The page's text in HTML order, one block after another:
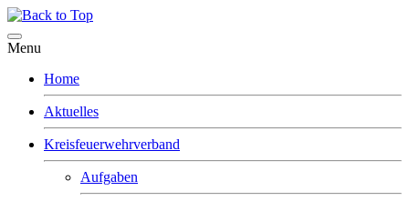
Menu
Home
Aktuelles
Kreisfeuerwehrverband
Aufgaben